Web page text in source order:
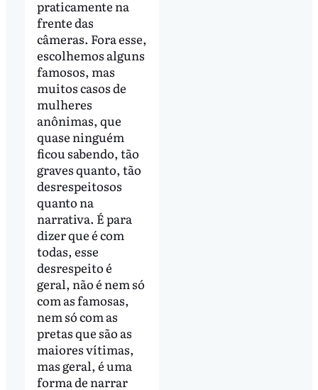
praticamente na
frente das
câmeras. Fora esse,
escolhemos alguns
famosos, mas
muitos casos de
mulheres
anônimas, que
quase ninguém
ficou sabendo, tão
graves quanto, tão
desrespeitosos
quanto na
narrativa. É para
dizer que é com
todas, esse
desrespeito é
geral, não é nem só
com as famosas,
nem só com as
pretas que são as
maiores vítimas,
mas geral, é uma
forma de narrar